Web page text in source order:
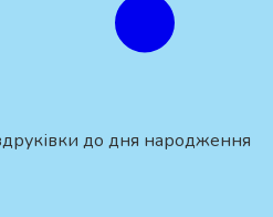
до дня народження